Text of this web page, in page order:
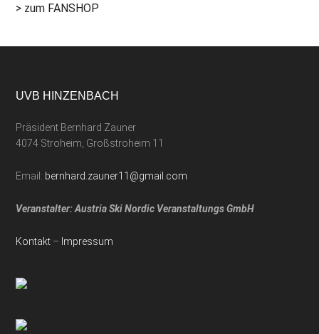
> zum FANSHOP
UVB HINZENBACH
Präsident Bernhard Zauner
4074 Stroheim, Großstroheim 11
Email: bernhard.zauner11@gmail.com
Veranstalter: Austria Ski Nordic Veranstaltungs GmbH
Kontakt – Impressum